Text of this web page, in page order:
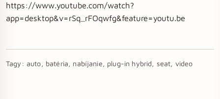
https://www.youtube.com/watch?
app=desktop&v=rSq_rFOqwfg&feature=youtu.be
Tagy: auto, batéria, nabíjanie, plug-in hybrid, seat, video